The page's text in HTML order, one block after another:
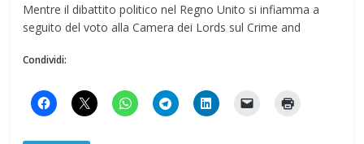
Mentre il dibattito politico nel Regno Unito si infiamma a
seguito del voto alla Camera dei Lords sul Crime and
Condividi: